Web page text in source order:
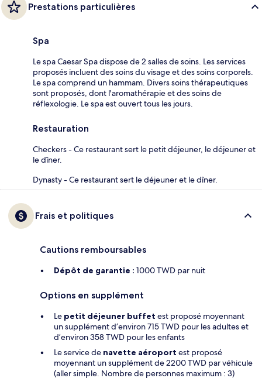
Prestations particulières
Spa
Le spa Caesar Spa dispose de 2 salles de soins. Les services
proposés incluent des soins du visage et des soins corporels.
Le spa comprend un hammam. Divers soins thérapeutiques
sont proposés, dont l'aromathérapie et des soins de
réflexologie. Le spa est ouvert tous les jours.
Restauration
Checkers - Ce restaurant sert le petit déjeuner, le déjeuner et
le dîner.
Dynasty - Ce restaurant sert le déjeuner et le dîner.
Frais et politiques
Cautions remboursables
Dépôt de garantie : 1000 TWD par nuit
Options en supplément
Le petit déjeuner buffet est proposé moyennant
un supplément d’environ 715 TWD pour les adultes et
d’environ 358 TWD pour les enfants
Le service de navette aéroport est proposé
moyennant un supplément de 2200 TWD par véhicule
(aller simple. Nombre de personnes maximum : 3)